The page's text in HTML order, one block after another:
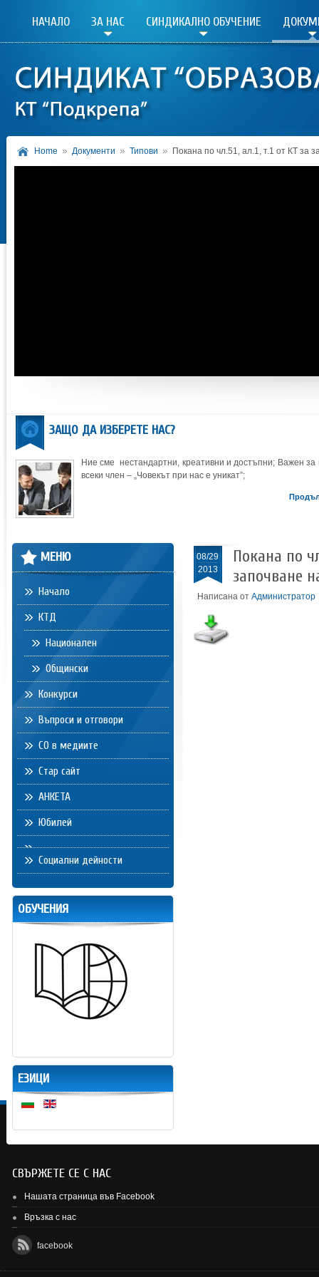
НАЧАЛО ЗА НАС СИНДИКАЛНО ОБУЧЕНИЕ
Home Документи Типови Покана по чл.51, ал.1, т.1 от КТ за
ЗАЩО ДА ИЗБЕРЕТЕ НАС?
Ние сме нестандартни, креативни и достъпни; Важен за
всеки член – „Човекът при нас е уникат”;
08/29
2013
Покана по
започване
Написана от Администратор
МЕНЮ
Начало
КТД
Национален
Общински
Конкурси
Въпроси и отговори
СО в медиите
Стар сайт
АНКЕТА
Юбилей
Социални дейности
ОБУЧЕНИЯ
ЕЗИЦИ
СВЪРЖЕТЕ СЕ С НАС
Нашата страница във Facebook
Връзка с нас
facebook